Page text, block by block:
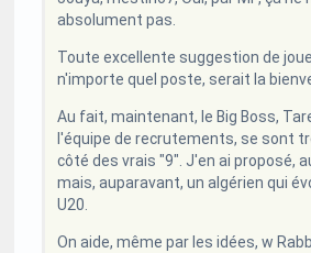
absolument pas.
Toute excellente suggestion de
n'importe quel poste, serait la
Au fait, maintenant, le Big Boss,
l'équipe de recrutements, se sont
côté des vrais "9". J'en ai proposé,
mais, auparavant, un algérien qui
U20.
On aide, même par les idées, w